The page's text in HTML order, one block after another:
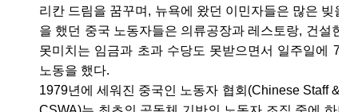
리칸 드림을 꿈꾸며, 뉴욕에 왔던 이민자들은 많은 빚을
을 했던 중국 노동자들은 의류공장과 레스토랑, 건설현
못미치는 임금과 초과 수당도 못받으면서 일주일에 70
노동을 했다.
1979년에 세워진 중국인 노동자 협회(Chinese Staff &